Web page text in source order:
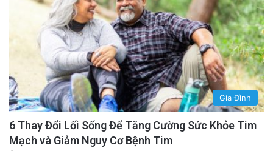
Gia Đình
6 Thay Đổi Lối Sống Để Tăng Cường Sức Khỏe Tim
Mạch và Giảm Nguy Cơ Bệnh Tim